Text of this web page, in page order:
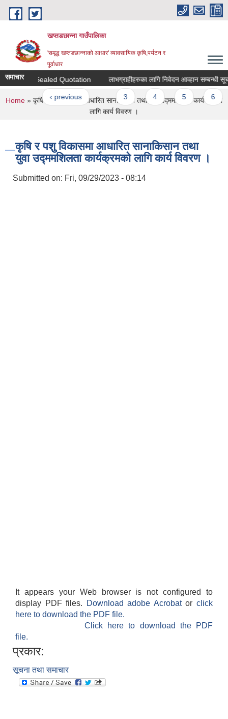
Skip to main content
खप्तडछान्ना गाउँपालिका
'समृद्ध खप्तडछान्नाको आधार' व्यावसायिक कृषि,पर्यटन र
पूर्वाधार
समाचारfor Sealed Quotation लाभग्राहीहरुका लागि निवेदन आव्हान सम्बन्धी सूचना
first ‹ previous … 3 4 5 6
You are here
Home » कृषि र पशु विकासमा आधारित सानाकिसान तथा युवा उद्ममशिलता कार्यक्रमको
लागि कार्य विवरण ।
कृषि र पशु विकासमा आधारित सानाकिसान तथा
युवा उद्ममशिलता कार्यक्रमको लागि कार्य विवरण ।
Submitted on: Fri, 09/29/2023 - 08:14
It appears your Web browser is not configured to
display PDF files.
Download adobe Acrobatorclick
here to download the PDF file.
Click here to download the PDF
file.
प्रकार:
सूचना तथा समाचार